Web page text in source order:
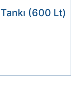
(600 Lt)